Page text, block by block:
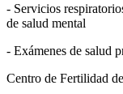
- Servicios
de salud mental
- Exámenes de salud
Centro de Fertilidad